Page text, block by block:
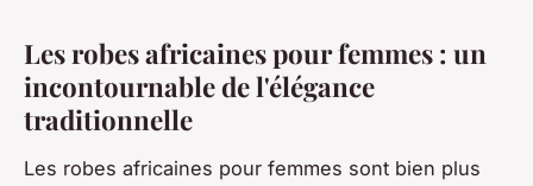
Les robes africaines pour femmes : un
incontournable de l'élégance
traditionnelle
Les robes africaines pour femmes sont bien plus